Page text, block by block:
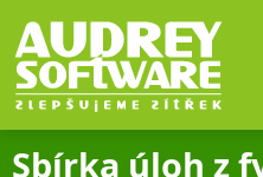
Služby
Ceník
Sbírka úloh z